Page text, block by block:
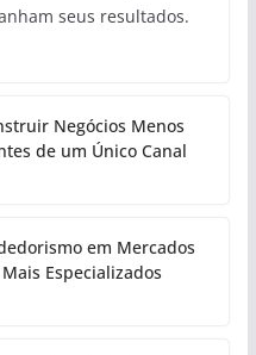
seus resultados.
Negócios Menos
de um Único Canal
em Mercados
Especializados